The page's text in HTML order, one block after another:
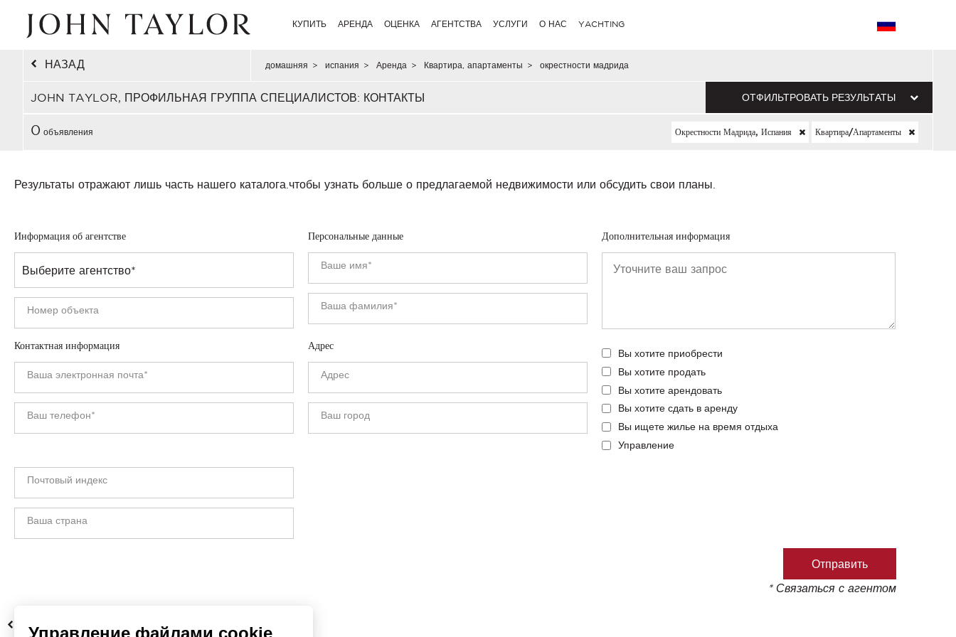
КУПИТЬ АРЕНДА ОЦЕНКА АГЕНТСТВА УСЛУГИ О НАС YACHTING
НАЗАД домашняя > испания > Аренда > Квартира, апартаменты > окрестности мадрида
JOHN TAYLOR, ПРОФИЛЬНАЯ ГРУППА СПЕЦИАЛИСТОВ: КОНТАКТЫ ОТФИЛЬТРОВАТЬ РЕЗУЛЬТАТЫ
0 объявления Окрестности Мадрида, Испания Квартира/апартаменты
Результаты отражают лишь часть нашего каталога. чтобы узнать больше о предлагаемой недвижимости или обсудить свои планы.
Информация об агентстве Персональные данные
Контактная информация Адрес
Дополнительная информация
Вы хотите приобрести
Вы хотите продать
Вы хотите арендовать
Вы хотите сдать в аренду
Вы ищете жилье на время отдыха
Управление
* Связаться с агентом
НАЗАД
Управление файлами cookie